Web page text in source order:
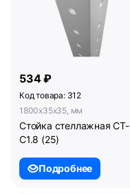
534 ₽
Код товара: 312
1800x35x35, мм
Стойка стеллажная СТ-
С1.8 (25)
Подробнее